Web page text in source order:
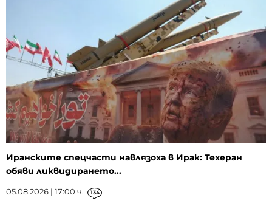
Иранските спецчасти навлязоха в Ирак: Техеран
обяви ликвидирането...
05.08.2026 | 17:00 ч. 134